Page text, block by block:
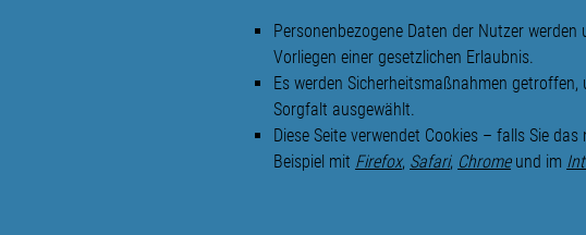
Personenbezogene Daten der Nutzer
Vorliegen einer gesetzlichen Erlaubnis.
Es werden Sicherheitsmaßnahmen
Sorgfalt ausgewählt.
Diese Seite verwendet Cookies – falls Sie
Beispiel mit Firefox, Safari, Chromeund im